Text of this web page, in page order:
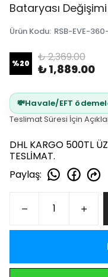
Bataryası
Ürün Kodu: RSB-EVE-
%20 ₺ 2,369.00
₺ 1,889.00
💸Havale/EFT
Teslimat Süresi İçin
DHL KARGO 500TL
TESLİMAT.
Paylaş: